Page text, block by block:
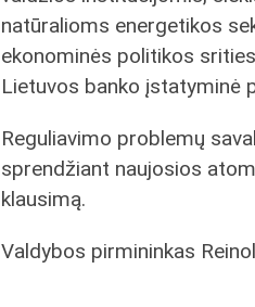
natūralioms energetikos
ekonominės politikos
Lietuvos banko įstatyminė
Reguliavimo problemų
sprendžiant naujosios
klausimą.
Valdybos pirmininkas